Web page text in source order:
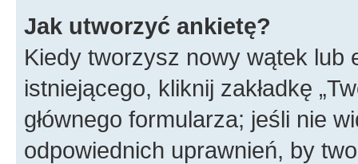
Jak utworzyć ankietę?
Kiedy tworzysz nowy wątek lub
istniejącego, kliknij zakładkę
głównego formularza; jeśli nie
odpowiednich uprawnień, by